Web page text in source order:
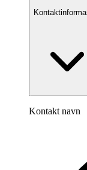
Kontakt navn